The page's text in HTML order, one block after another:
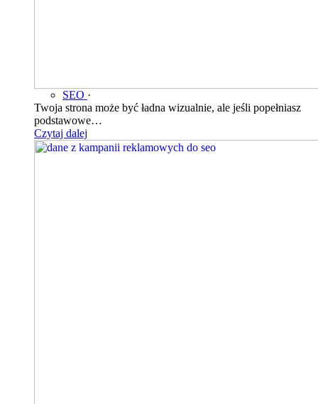
SEO ·
Twoja strona może być ładna wizualnie, ale jeśli popełniasz
podstawowe…
Czytaj dalej